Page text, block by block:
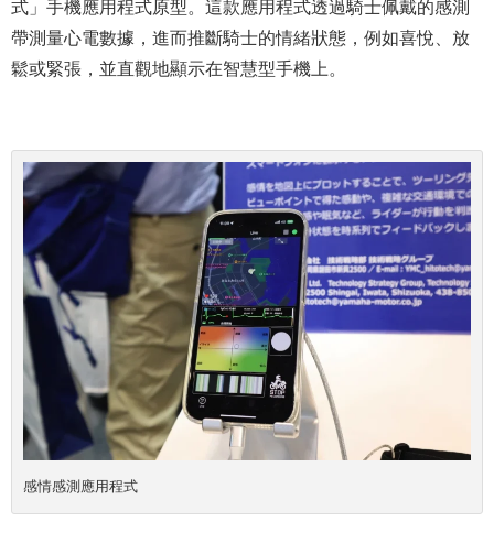
式」手機應用程式原型。這款應用程式透過騎士佩戴的感測
帶測量心電數據，進而推斷騎士的情緒狀態，例如喜悅、放
鬆或緊張，並直觀地顯示在智慧型手機上。
感情感測應用程式